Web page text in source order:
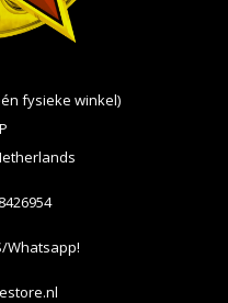
fysieke winkel)
Whatsapp!